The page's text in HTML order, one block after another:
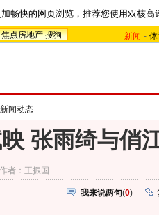
畅快的网页浏览，推荐您使用双核高
焦点房地产 搜狗 新闻 -
新闻动态
映 张雨绮与俏
作者：王振国
我来说两句(0)